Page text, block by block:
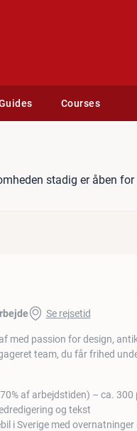
Courses
stadig er åben for
Se rejsetid
med passion for design,
team, du får frihed
af arbejdstiden) – ca. 300
og tekst
i Sverige med overnatninger